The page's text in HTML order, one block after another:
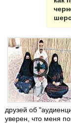
друзей об
уверен, что меня